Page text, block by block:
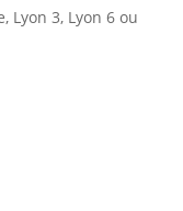
Lyon 3, Lyon 6 ou